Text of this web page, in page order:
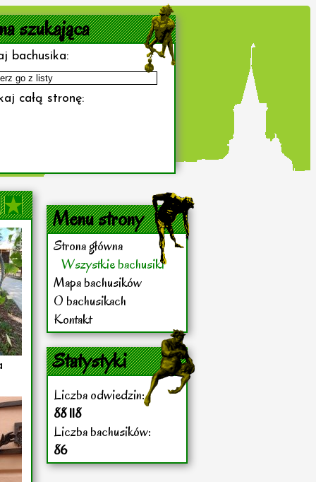
szukająca
bachusika:
całą stronę:
Menu strony
Strona główna
Wszystkie bachusiki
Mapa bachusików
O bachusikach
Kontakt
Statystyki
Liczba odwiedzin:
88 118
Liczba bachusików:
86